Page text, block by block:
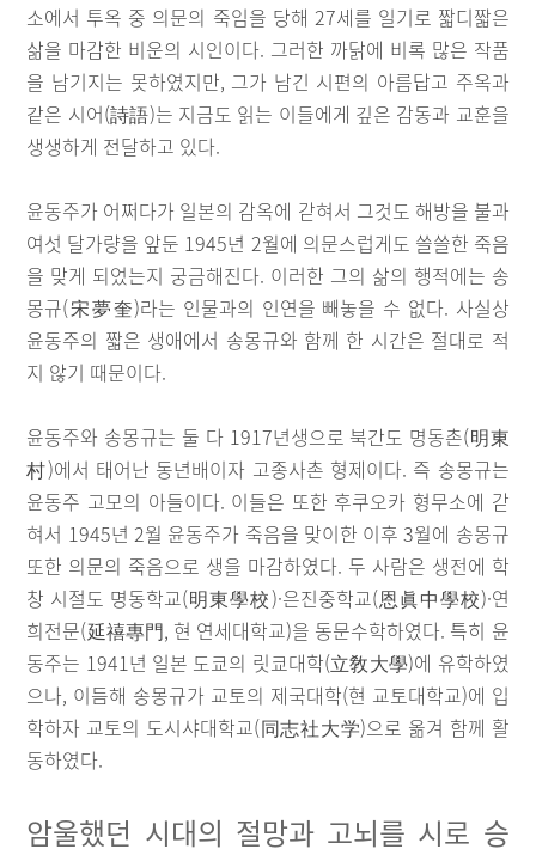
소에서 투옥 중 의문의 죽임을 당해 27세를 일기로 짧디짧은
삶을 마감한 비운의 시인이다. 그러한 까닭에 비록 많은 작품
을 남기지는 못하였지만, 그가 남긴 시편의 아름답고 주옥과
같은 시어(詩語)는 지금도 읽는 이들에게 깊은 감동과 교훈을
생생하게 전달하고 있다.
윤동주가 어쩌다가 일본의 감옥에 갇혀서 그것도 해방을 불과
여섯 달가량을 앞둔 1945년 2월에 의문스럽게도 쓸쓸한 죽음
을 맞게 되었는지 궁금해진다. 이러한 그의 삶의 행적에는 송
몽규(宋夢奎)라는 인물과의 인연을 빼놓을 수 없다. 사실상
윤동주의 짧은 생애에서 송몽규와 함께 한 시간은 절대로 적
지 않기 때문이다.
윤동주와 송몽규는 둘 다 1917년생으로 북간도 명동촌(明東
村)에서 태어난 동년배이자 고종사촌 형제이다. 즉 송몽규는
윤동주 고모의 아들이다. 이들은 또한 후쿠오카 형무소에 갇
혀서 1945년 2월 윤동주가 죽음을 맞이한 이후 3월에 송몽규
또한 의문의 죽음으로 생을 마감하였다. 두 사람은 생전에 학
창 시절도 명동학교(明東學校)·은진중학교(恩眞中學校)·연
희전문(延禧專門, 현 연세대학교)을 동문수학하였다. 특히 윤
동주는 1941년 일본 도쿄의 릿쿄대학(立敎大學)에 유학하였
으나, 이듬해 송몽규가 교토의 제국대학(현 교토대학교)에 입
학하자 교토의 도시샤대학교(同志社大学)으로 옮겨 함께 활
동하였다.
암울했던 시대의 절망과 고뇌를 시로 승